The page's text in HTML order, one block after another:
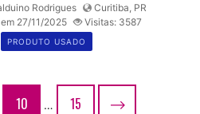
Rodrigues
Curitiba, PR
27/11/2025
Visitas: 3587
PRODUTO USADO
10 … 15 ⟶